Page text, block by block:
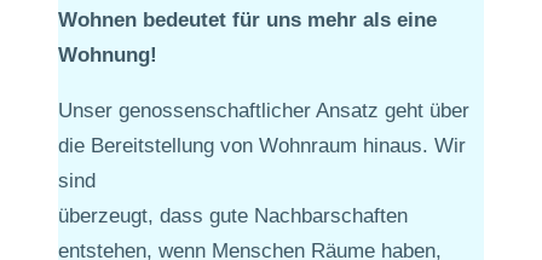
Wohnen bedeutet für uns mehr als eine
Wohnung!
Unser genossenschaftlicher Ansatz geht über
die Bereitstellung von Wohnraum hinaus. Wir
sind
überzeugt, dass gute Nachbarschaften
entstehen, wenn Menschen Räume haben,